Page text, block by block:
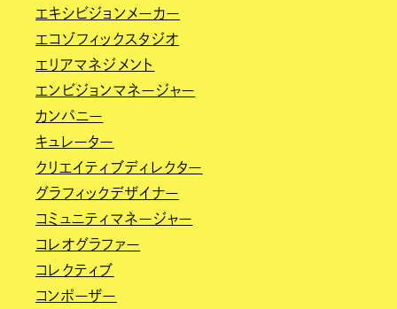
エキシビジョンメーカー
エコゾフィックスタジオ
エリアマネジメント
エンビジョンマネージャー
カンパニー
キュレーター
クリエイティブディレクター
グラフィックデザイナー
コミュニティマネージャー
コレオグラファー
コレクティブ
コンポーザー